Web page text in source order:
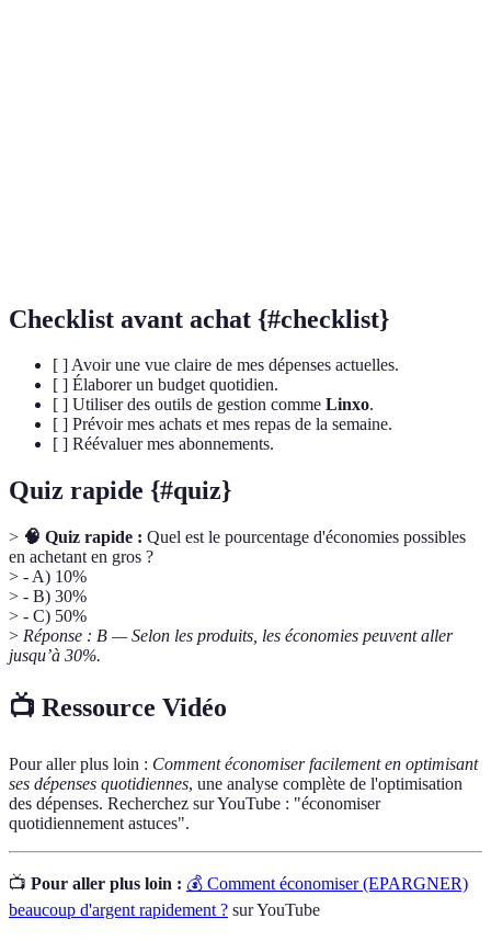
Checklist avant achat {#checklist}
[ ] Avoir une vue claire de mes dépenses actuelles.
[ ] Élaborer un budget quotidien.
[ ] Utiliser des outils de gestion comme Linxo.
[ ] Prévoir mes achats et mes repas de la semaine.
[ ] Réévaluer mes abonnements.
Quiz rapide {#quiz}
> 🧠 Quiz rapide : Quel est le pourcentage d'économies possibles
en achetant en gros ?
> - A) 10%
> - B) 30%
> - C) 50%
> Réponse : B — Selon les produits, les économies peuvent aller
jusqu’à 30%.
📺 Ressource Vidéo
Pour aller plus loin : Comment économiser facilement en optimisant
ses dépenses quotidiennes, une analyse complète de l'optimisation
des dépenses. Recherchez sur YouTube : "économiser
quotidiennement astuces".
📺 Pour aller plus loin : 💰 Comment économiser (EPARGNER)
beaucoup d'argent rapidement ? sur YouTube